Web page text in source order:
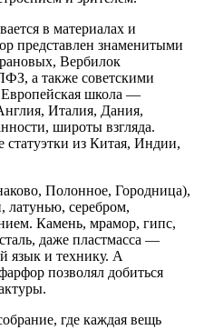
в материалах и
представлен знаменитыми
Вербилок
а также советскими
школа —
Италия, Дания,
широты взгляда.
статуэтки из Китая, Индии,
Полонное, Городница),
латунью, серебром,
Камень, мрамор, гипс,
даже пластмасса —
язык и технику. А
позволял добиться
где каждая вещь